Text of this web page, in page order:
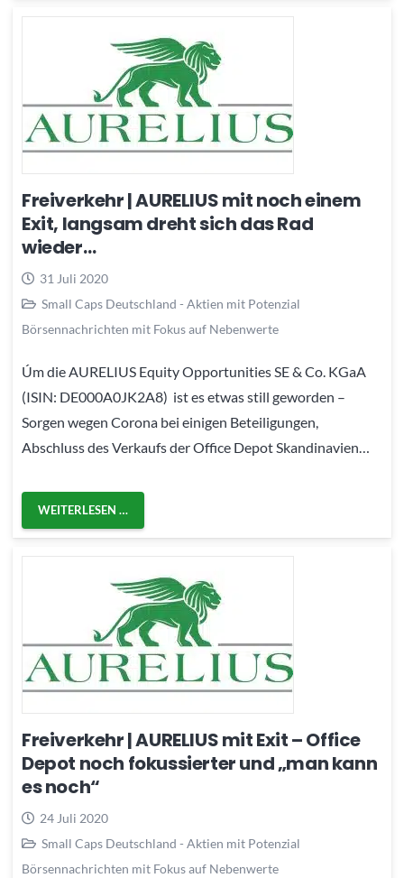
Freiverkehr | AURELIUS mit noch einem
Exit, langsam dreht sich das Rad
wieder…
31 Juli 2020
Small Caps Deutschland - Aktien mit Potenzial
Börsennachrichten mit Fokus auf Nebenwerte
Úm die AURELIUS Equity Opportunities SE & Co. KGaA
(ISIN: DE000A0JK2A8) ist es etwas still geworden –
Sorgen wegen Corona bei einigen Beteiligungen,
Abschluss des Verkaufs der Office Depot Skandinavien…
WEITERLESEN …
Freiverkehr | AURELIUS mit Exit – Office
Depot noch fokussierter und „man kann
es noch“
24 Juli 2020
Small Caps Deutschland - Aktien mit Potenzial
Börsennachrichten mit Fokus auf Nebenwerte